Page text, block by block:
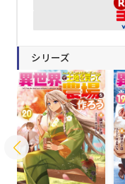
シリーズ